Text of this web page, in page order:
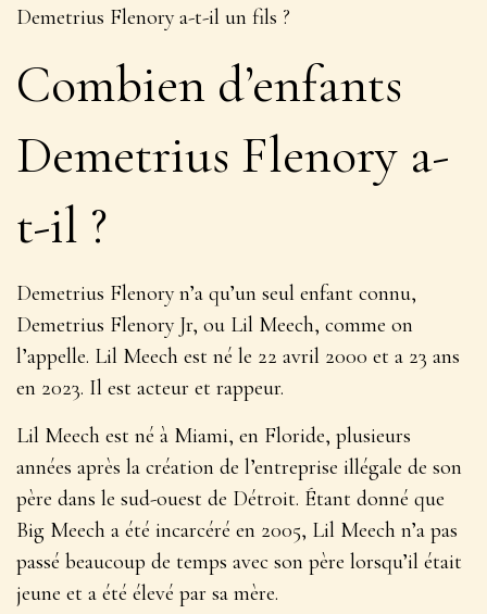
Demetrius Flenory a-t-il un fils ?
Combien d’enfants
Demetrius Flenory a-
t-il ?
Demetrius Flenory n’a qu’un seul enfant connu,
Demetrius Flenory Jr, ou Lil Meech, comme on
l’appelle. Lil Meech est né le 22 avril 2000 et a 23 ans
en 2023. Il est acteur et rappeur.
Lil Meech est né à Miami, en Floride, plusieurs
années après la création de l’entreprise illégale de son
père dans le sud-ouest de Détroit. Étant donné que
Big Meech a été incarcéré en 2005, Lil Meech n’a pas
passé beaucoup de temps avec son père lorsqu’il était
jeune et a été élevé par sa mère.